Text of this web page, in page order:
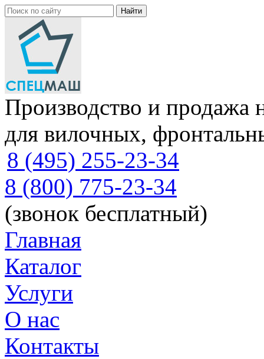
Производство и продажа
для вилочных,
8 (495) 255-23-34
8 (800) 775-23-34
(звонок бесплатный)
Главная
Каталог
Услуги
О нас
Контакты